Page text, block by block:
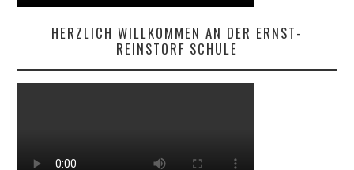
HERZLICH WILLKOMMEN AN DER ERNST-
REINSTORF SCHULE